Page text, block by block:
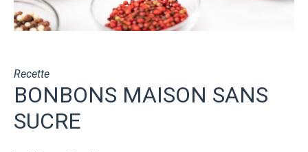
Recette
BONBONS MAISON SANS
SUCRE